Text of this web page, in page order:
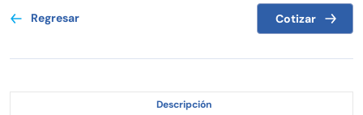
Regresar Cotizar
Descripción